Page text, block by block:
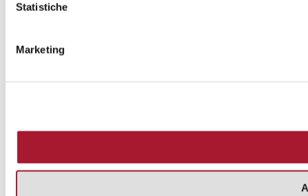
Statistiche
Marketing